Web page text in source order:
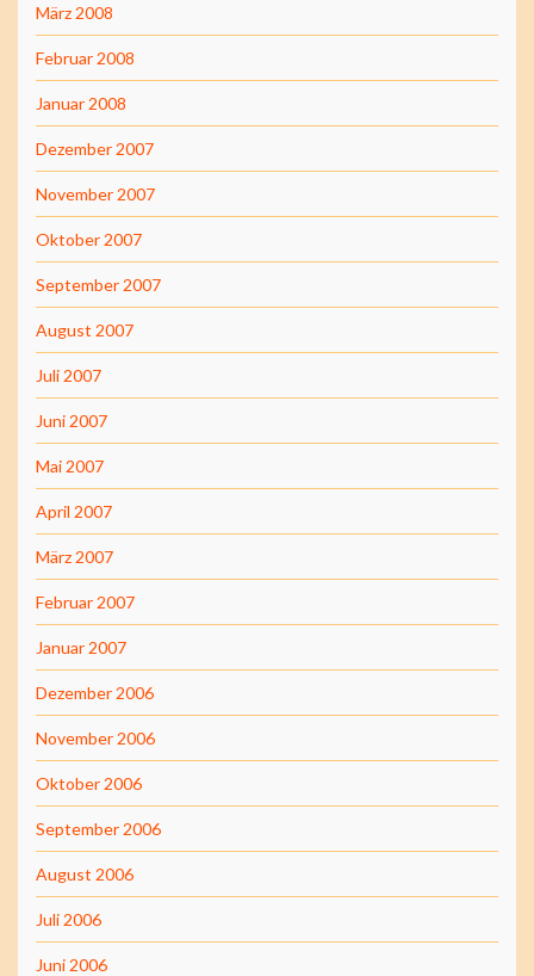
März 2008
Februar 2008
Januar 2008
Dezember 2007
November 2007
Oktober 2007
September 2007
August 2007
Juli 2007
Juni 2007
Mai 2007
April 2007
März 2007
Februar 2007
Januar 2007
Dezember 2006
November 2006
Oktober 2006
September 2006
August 2006
Juli 2006
Juni 2006